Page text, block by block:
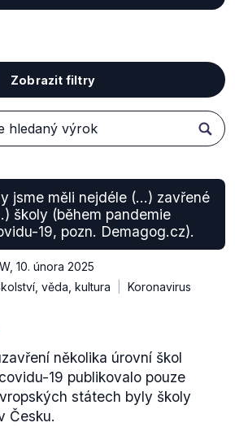
Zobrazit filtry
jsme měli nejdéle (…) zavřené
školy (během pandemie
19, pozn. Demagog.cz).
, 10. února 2025
věda, kultura
Koronavirus
několika úrovní škol
19 publikovalo pouze
státech byly školy
Česku.